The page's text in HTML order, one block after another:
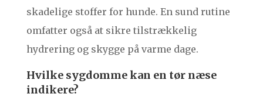
skadelige stoffer for hunde. En sund rutine
omfatter også at sikre tilstrækkelig
hydrering og skygge på varme dage.
Hvilke sygdomme kan en tør næse
indikere?